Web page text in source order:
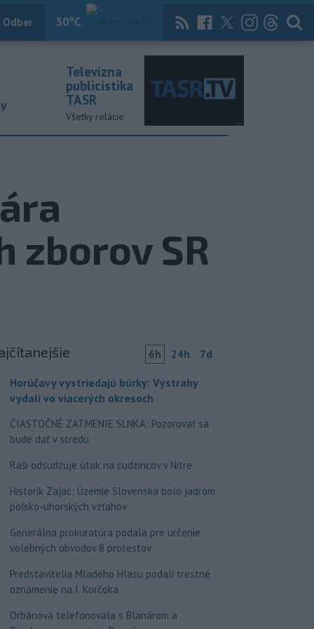
30°C
Odber Knihy Magazín News Now Archív
Televízna
publicistika
TASR
Všetky relácie
zborov SR
6h 24h 7d
Horúčavy vystriedajú búrky: Výstrahy
vydali vo viacerých okresoch
ČIASTOČNÉ ZATMENIE SLNKA: Pozorovať sa
bude dať v stredu
Raši odsudzuje útok na cudzincov v Nitre
Historik Zajac: Územie Slovenska bolo jadrom
poľsko-uhorských vzťahov
Generálna prokuratúra podala pre určenie
volebných obvodov 8 protestov
Predstavitelia Mladého Hlasu podali trestné
oznámenie na I. Korčoka
Orbánová telefonovala s Blanárom a